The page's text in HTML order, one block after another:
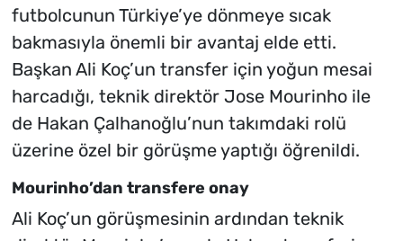
futbolcunun Türkiye’ye dönmeye sıcak
bakmasıyla önemli bir avantaj elde etti.
Başkan Ali Koç’un transfer için yoğun mesai
harcadığı, teknik direktör Jose Mourinho ile
de Hakan Çalhanoğlu’nun takımdaki rolü
üzerine özel bir görüşme yaptığı öğrenildi.
Mourinho’dan transfere onay
Ali Koç’un görüşmesinin ardından teknik